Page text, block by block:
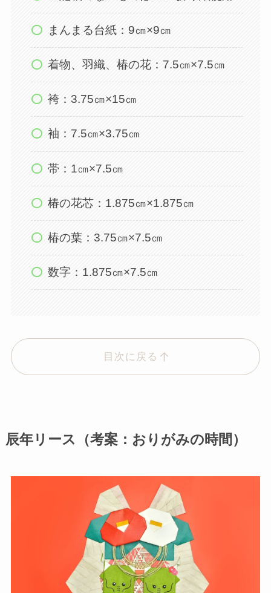
まんまる台紙：9㎝×9㎝
着物、羽織、椿の花：7.5㎝×7.5㎝
袴：3.75㎝×15㎝
袖：7.5㎝×3.75㎝
帯：1㎝×7.5㎝
椿の花芯：1.875㎝×1.875㎝
椿の葉：3.75㎝×7.5㎝
数字：1.875㎝×7.5㎝
目次に戻る
辰年リース（考案：おりがみの時間）